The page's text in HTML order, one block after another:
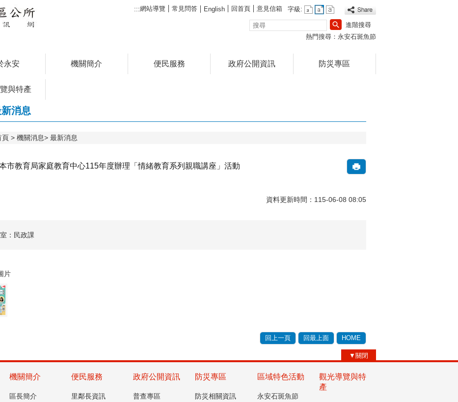
:::網站導覽 常見問答 English 回首頁 意見信箱
字級:
搜
尋
進階搜尋
熱門搜尋： 永安石斑魚節
永安 機關簡介 便民服務 政府公開資訊 防災專區
與特產
消息
頁 機關消息 最新消息
市教育局家庭教育中心115年度辦理「情緒教育系列親職講座」活動
資料更新時間：115-06-08 08:05
：民政課
片
回上一頁 回最上面 HOME
▼關閉
機關簡介
區長簡介
便民服務
里鄰長資訊
政府公開資訊
普查專區
防災專區
防災相關資訊
區域特色活動
永安石斑魚節
觀光導覽與特
產